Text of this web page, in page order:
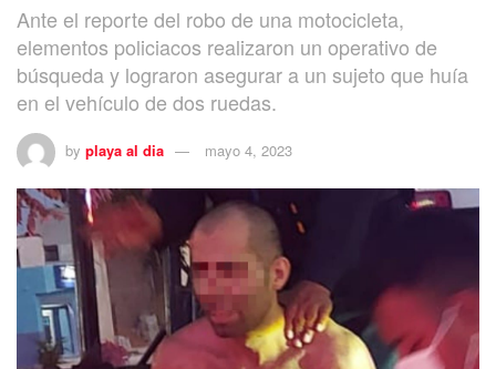
Ante el reporte del robo de una motocicleta,
elementos policiacos realizaron un operativo de
búsqueda y lograron asegurar a un sujeto que huía
en el vehículo de dos ruedas.
by playa al dia mayo 4, 2023